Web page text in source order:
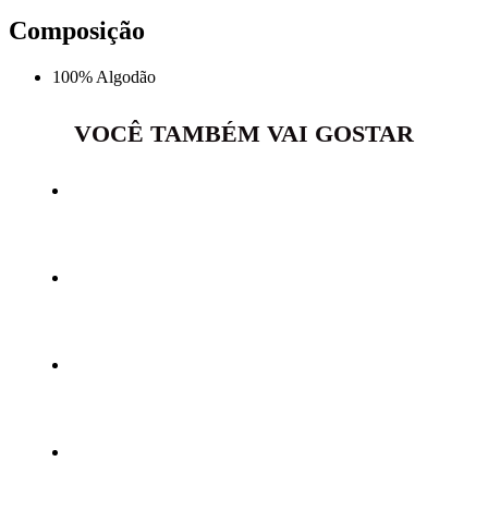
Composição
100% Algodão
VOCÊ TAMBÉM VAI GOSTAR